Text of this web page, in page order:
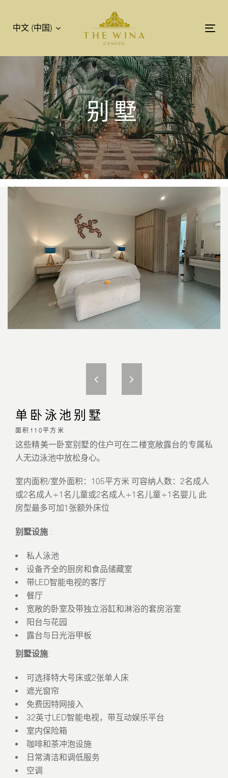
航
内
中文 (中国)
别墅
单卧泳池别墅
面积110平方米
这些精美一卧室别墅的住户可在二楼宽敞露台的专属私
人无边泳池中放松身心。
室内面积/室外面积：105平方米 可容纳人数：2名成人
或2名成人+1名儿童或2名成人+1名儿童+1名婴儿 此
房型最多可加1张额外床位
别墅设施 :
私人泳池
设备齐全的厨房和食品储藏室
带LED智能电视的客厅
餐厅
宽敞的卧室及带独立浴缸和淋浴的套房浴室
阳台与花园
露台与日光浴甲板
别墅设施:
可选择特大号床或2张单人床
遮光窗帘
免费因特网接入
32英寸LED智能电视，带互动娱乐平台
室内保险箱
咖啡和茶冲泡设施
日常清洁和调低服务
空调